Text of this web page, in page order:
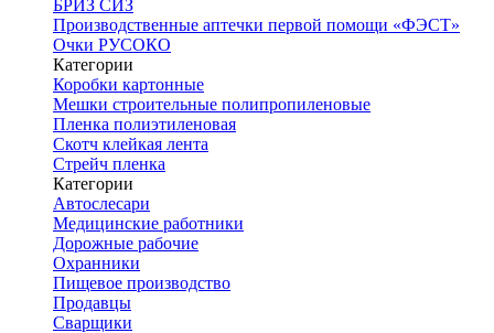
БРИЗ СИЗ
Производственные аптечки первой помощи «ФЭСТ»
Очки РУСОКО
Категории
Коробки картонные
Мешки строительные полипропиленовые
Пленка полиэтиленовая
Скотч клейкая лента
Стрейч пленка
Категории
Автослесари
Медицинские работники
Дорожные рабочие
Охранники
Пищевое производство
Продавцы
Сварщики